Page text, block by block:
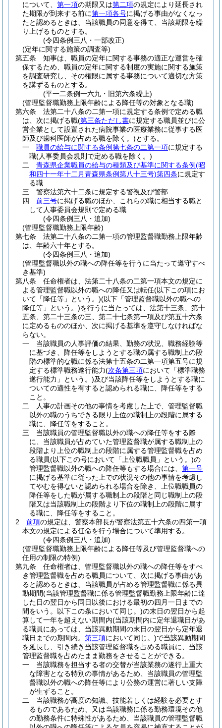
について、 第一項の期限又は第二項の規定により延長され
た期限が到来する前に第一項各号に掲げる事由がなくなっ
たと認めるときは、当該職員の同意を得て、当該期限を繰
り上げるものとする。
(令四条例三八・一部改正)
(定年に関する施策の調査等)
第五条
知事は、職員の定年に関する事務の適正な運営を確
保するため、職員の定年に関する制度の実施に関する施策
を調査研究し、その権限に属する事務について適切な方策
を講ずるものとする。
(平一二条例一六九・旧第六条繰上)
(管理監督職勤務上限年齢による降任等の対象となる職)
第六条
法第二十八条の二第一項に規定する条例で定める職
は、次に掲げる職(第三条ただし書に規定する職員並びに公
営企業として設置された病院事業の医療業務に従事する医
師及び歯科医師が占める職を除く。)とする。
一
職員の給与に関する条例第七条の二第一項に規定する
職(人事委員会規則で定める職を除く。)
二
青森県企業職員の給与の種類及び基準に関する条例(昭
和四十一年十二月青森県条例第八十三号)第四条に規定す
る職
三
警察法第六十二条に規定する警視及び警部
四
前三号に掲げる職のほか、これらの職に相当する職と
して人事委員会規則で定める職
(令四条例三八・追加)
(管理監督職勤務上限年齢)
第七条
法第二十八条の二第一項の管理監督職勤務上限年齢
は、年齢六十年とする。
(令四条例三八・追加)
(管理監督職以外の職への降任等を行うに当たって遵守すべ
き基準)
第八条
任命権者は、法第二十八条の二第一項本文の規定に
よる管理監督職以外の職への降任又は転任(以下この項にお
いて「降任等」という。)(以下「管理監督職以外の職への
降任等」という。)を行うに当たっては、法第十三条、第十
五条、第二十三条の三、第二十七条第一項及び第五十六条
に定めるもののほか、次に掲げる基準を遵守しなければな
らない。
一
当該職員の人事評価の結果、勤務の状況、職務経験等
に基づき、降任等をしようとする職の属する職制上の段
階の標準的な職に係る法第十五条の二第一項第五号に規
定する標準職務遂行能力(次条第三項において「標準職務
遂行能力」という。)及び当該降任等をしようとする職に
ついての適性を有すると認められる職に、降任等をする
こと。
二
人事の計画その他の事情を考慮した上で、管理監督職
以外の職のうちできる限り上位の職制上の段階に属する
職に、降任等をすること。
三
当該職員の管理監督職以外の職への降任等をする際
に、当該職員が占めていた管理監督職が属する職制上の
段階より上位の職制上の段階に属する管理監督職を占め
る職員(以下この号において「上位職職員」という。)の
管理監督職以外の職への降任等もする場合には、 第一号
に掲げる基準に従った上での状況その他の事情を考慮し
てやむを得ないと認められる場合を除き、上位職職員の
降任等をした職が属する職制上の段階と同じ職制上の段
階又は当該職制上の段階より下位の職制上の段階に属す
る職に、降任等をすること。
2
前項の規定は、警察本部長が警察法第五十六条の四第一項
本文の規定による任命を行う場合について準用する。
(令四条例三八・追加)
(管理監督職勤務上限年齢による降任等及び管理監督職への
任用の制限の特例)
第九条
任命権者は、管理監督職以外の職への降任等をすべ
き管理監督職を占める職員について、次に掲げる事由があ
ると認めるときは、当該職員が占める管理監督職に係る異
動期間(当該管理監督職に係る管理監督職勤務上限年齢に達
した日の翌日から同日以後における最初の四月一日までの
間をいう。以下この条において同じ。)の末日の翌日から起
算して一年を超えない期間内(当該期間内に定年退職日があ
る職員にあっては、当該異動期間の末日の翌日から定年退
職日までの期間内。 第三項において同じ。)で当該異動期間
を延長し、引き続き当該管理監督職を占める職員に、当該
管理監督職を占めたまま勤務をさせることができる。
一
当該職務を担当する者の交替が当該業務の遂行上重大
な障害となる特別の事情があるため、当該職員の管理監
督職以外の職への降任等により公務の運営に著しい支障
が生ずること。
二
当該職務が高度の知識、技能若しくは経験を必要とす
るものであるため、又は当該職務に係る勤務環境その他
の勤務条件に特殊性があるため、当該職員の管理監督職